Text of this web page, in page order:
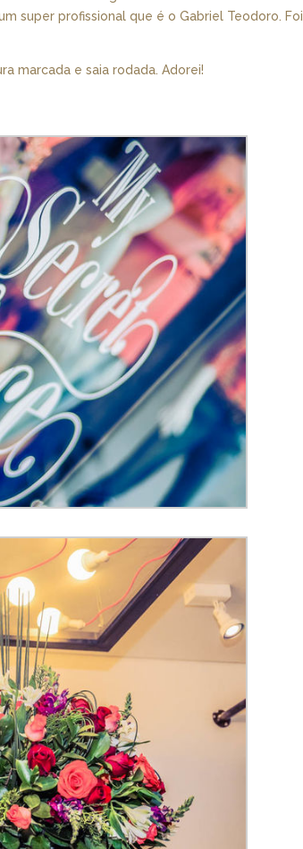
super profissional que é o Gabriel Teodoro. Foi
marcada e saia rodada. Adorei!